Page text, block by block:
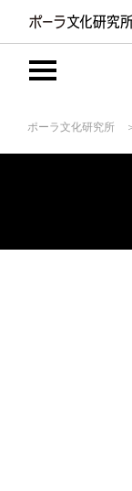
ポーラ文化研究所